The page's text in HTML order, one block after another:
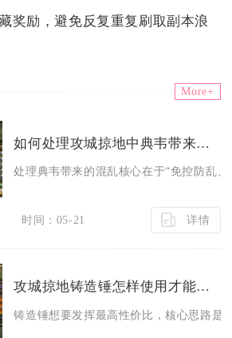
奖励，避免反复重复刷取副本浪
More+
如何处理攻城掠地中典韦带来的混乱
处理典韦带来的混乱核心在于“免控防乱
时间：05-21 详情
攻城掠地铸造锤怎样使用才能更有效
铸造锤想要发挥最高性价比，核心思路是